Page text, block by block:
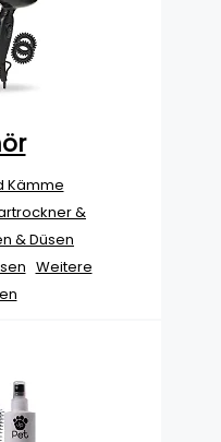
Kämme
&
& Düsen
Weitere